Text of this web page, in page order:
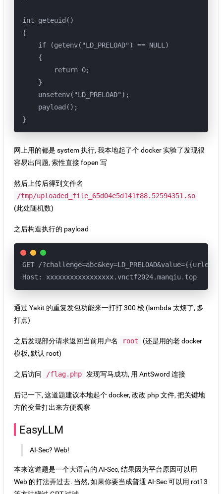
int geteuid()
{
    if (getenv("LD_PRELOAD") == NULL)
    {
        return 0;
    }
    unsetenv("LD_PRELOAD");
    payload();
网上用的都是 system 执行, 我本地起了个 docker 实验了发现很
容易出问题, 索性直接 fopen 写
然后上传后得到文件名
/tmp/uploaded_file_65d04e5d141f88.52594351.so
(此处随机数)
之后构造执行的 payload
GET /
Host: xxxxxxxxxxxxxxxxx.vnctf2024.manqiu.top
通过 Yakit 的重复发包功能来一打打 300 梭 (lambda 太烦了, 多
打点)
之后发现部分请求返回当前用户名 root
(还是用的老 docker
模板, 默认 root)
之后访问 /flag.php 发现写马成功, 用 AntSword 连接
后记一下, 这道题建议本地起个 docker, 改改 php 文件, 把关键地
方的变量打出来方便观察
EasyLLM
AI-Sec? Web!
本来这道题是一个大语言的 AI-Sec, 结果因为平台原因可以用
Web 的打法弄过去. 当然, 如果你要当成普通 AI-Sec 可以用 rot13